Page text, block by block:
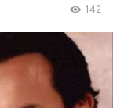
142